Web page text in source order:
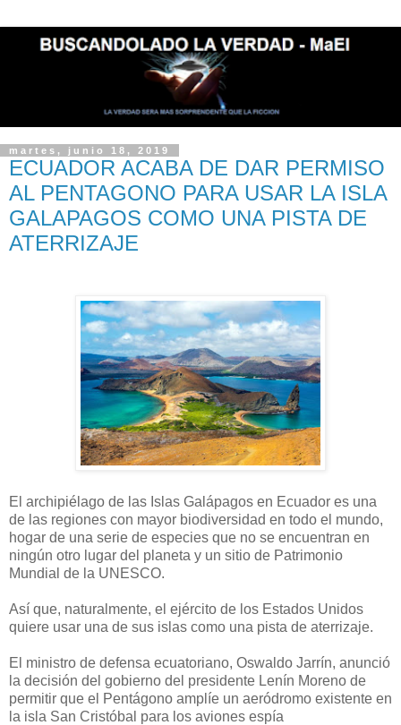
martes, junio 18, 2019
ECUADOR ACABA DE DAR PERMISO
AL PENTAGONO PARA USAR LA ISLA
GALAPAGOS COMO UNA PISTA DE
ATERRIZAJE
El archipiélago de las Islas Galápagos en Ecuador es una
de las regiones con mayor biodiversidad en todo el mundo,
hogar de una serie de especies que no se encuentran en
ningún otro lugar del planeta y un sitio de Patrimonio
Mundial de la UNESCO.
Así que, naturalmente, el ejército de los Estados Unidos
quiere usar una de sus islas como una pista de aterrizaje.
El ministro de defensa ecuatoriano, Oswaldo Jarrín, anunció
la decisión del gobierno del presidente Lenín Moreno de
permitir que el Pentágono amplíe un aeródromo existente en
la isla San Cristóbal para los aviones espía